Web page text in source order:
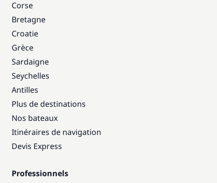
Corse
Bretagne
Croatie
Grèce
Sardaigne
Seychelles
Antilles
Plus de destinations
Nos bateaux
Itinéraires de navigation
Devis Express
Professionnels